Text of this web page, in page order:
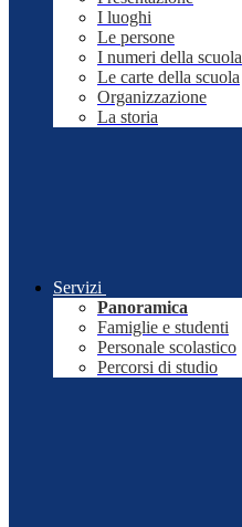
I luoghi
Le persone
I numeri della scuola
Le carte della scuola
Organizzazione
La storia
Servizi
Panoramica
Famiglie e studenti
Personale scolastico
Percorsi di studio